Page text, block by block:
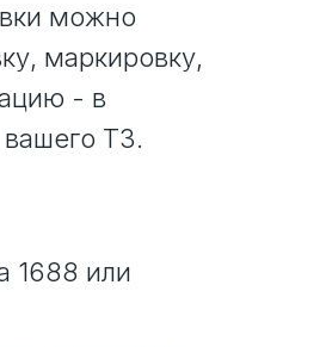
можно
маркировку,
- в
ТЗ.
1688 или